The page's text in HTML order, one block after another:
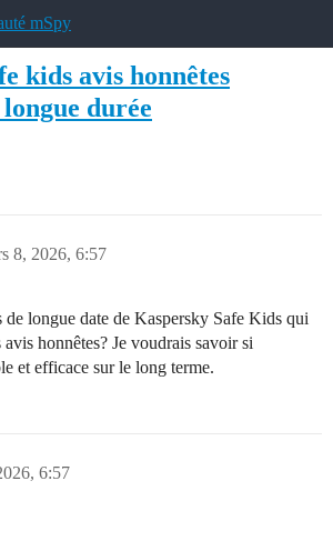
mSpy
kids avis honnêtes
durée
8, 2026, 6:57
longue date de Kaspersky Safe Kids qui
honnêtes? Je voudrais savoir si
et efficace sur le long terme.
6:57